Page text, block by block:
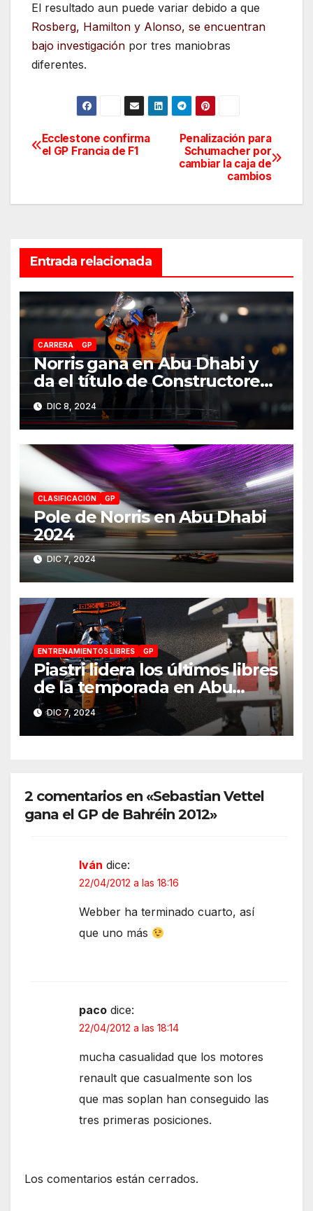
El resultado aun puede variar debido a que
Rosberg, Hamilton y Alonso, se encuentran
bajo investigación por tres maniobras
diferentes.
Navegación
entradas
Penalización para
Schumacher por
cambiar la caja de
cambios
Ecclestone confirma
el GP Francia de F1
Entrada relacionada
CARRERA GP
Norris gana en Abu Dhabi y
da el título de Constructores
2024 a McLaren
DIC 8, 2024
CLASIFICACIÓN GP
Pole de Norris en Abu Dhabi
2024
DIC 7, 2024
ENTRENAMIENTOS LIBRES GP
Piastri lidera los últimos libres
de la temporada en Abu
Dhabi 2024
DIC 7, 2024
2 comentarios en «Sebastian Vettel
gana el GP de Bahréin 2012»
Iván dice:
22/04/2012 a las 18:16
Webber ha terminado cuarto, así
que uno más
paco dice:
22/04/2012 a las 18:14
mucha casualidad que los motores
renault que casualmente son los
que mas soplan han conseguido las
tres primeras posiciones.
Los comentarios están cerrados.